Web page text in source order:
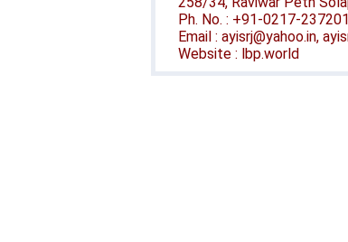
Ph. No. : +91-0217-
Email : ayisrj@yahoo.in,
Website : lbp.world